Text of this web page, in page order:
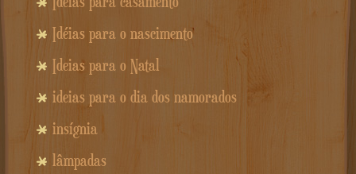
Idéias para o nascimento
Ideias para o Natal
ideias para o dia dos namorados
insígnia
lâmpadas